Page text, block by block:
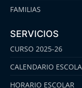
FAMILIAS
SERVICIOS
CURSO 2025-26
CALENDARIO
HORARIO ESCOLAR